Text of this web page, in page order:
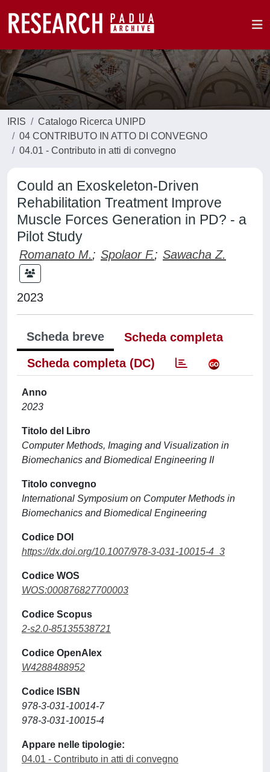
IRIS
Catalogo Ricerca UNIPD
04 CONTRIBUTO IN ATTO DI CONVEGNO
04.01 - Contributo in atti di convegno
Could an Exoskeleton-Driven
Rehabilitation Treatment Improve
Muscle Forces Generation in PD? - a
Pilot Study
Romanato M.; Spolaor F.; Sawacha Z.
2023
Scheda breve
Scheda completa
Scheda completa (DC)
Anno
2023
Titolo del Libro
Computer Methods, Imaging and Visualization in
Biomechanics and Biomedical Engineering II
Titolo convegno
International Symposium on Computer Methods in
Biomechanics and Biomedical Engineering
Codice DOI
https://dx.doi.org/10.1007/978-3-031-10015-4_3
Codice WOS
WOS:000876827700003
Codice Scopus
2-s2.0-85135538721
Codice OpenAlex
W4288488952
Codice ISBN
978-3-031-10014-7
978-3-031-10015-4
Appare nelle tipologie:
04.01 - Contributo in atti di convegno